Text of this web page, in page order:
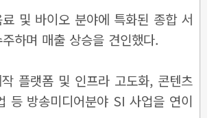
및 바이오 분야에 특화된 종합 서
하며 매출 상승을 견인했다.
플랫폼 및 인프라 고도화, 콘텐츠
등 방송미디어분야 SI 사업을 연이